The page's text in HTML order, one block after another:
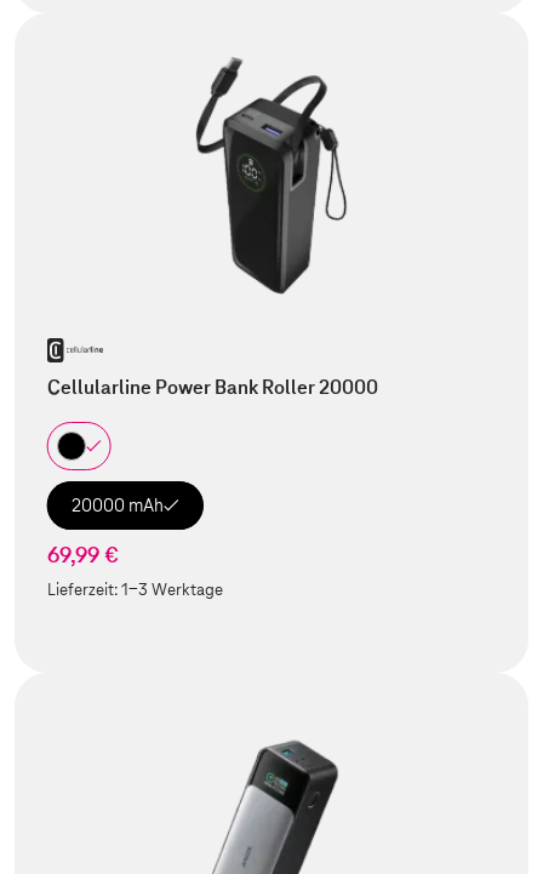
Cellularline Power Bank Roller 20000
20000 mAh
69,99 €
Lieferzeit:1-3 Werktage